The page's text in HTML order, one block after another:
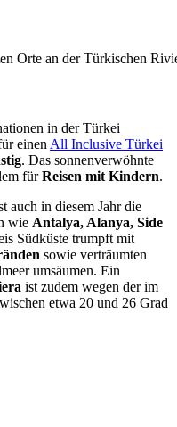
Orte an der Türkischen
in der Türkei
einen All Inclusive Türkei
. Das sonnenverwöhnte
fürReisen mit Kindern.
auch in diesem Jahr die
wie Antalya, Alanya, Side
Südküste trumpft mit
sowie verträumten
umsäumen. Ein
ist zudem wegen der im
etwa 20 und 26 Grad